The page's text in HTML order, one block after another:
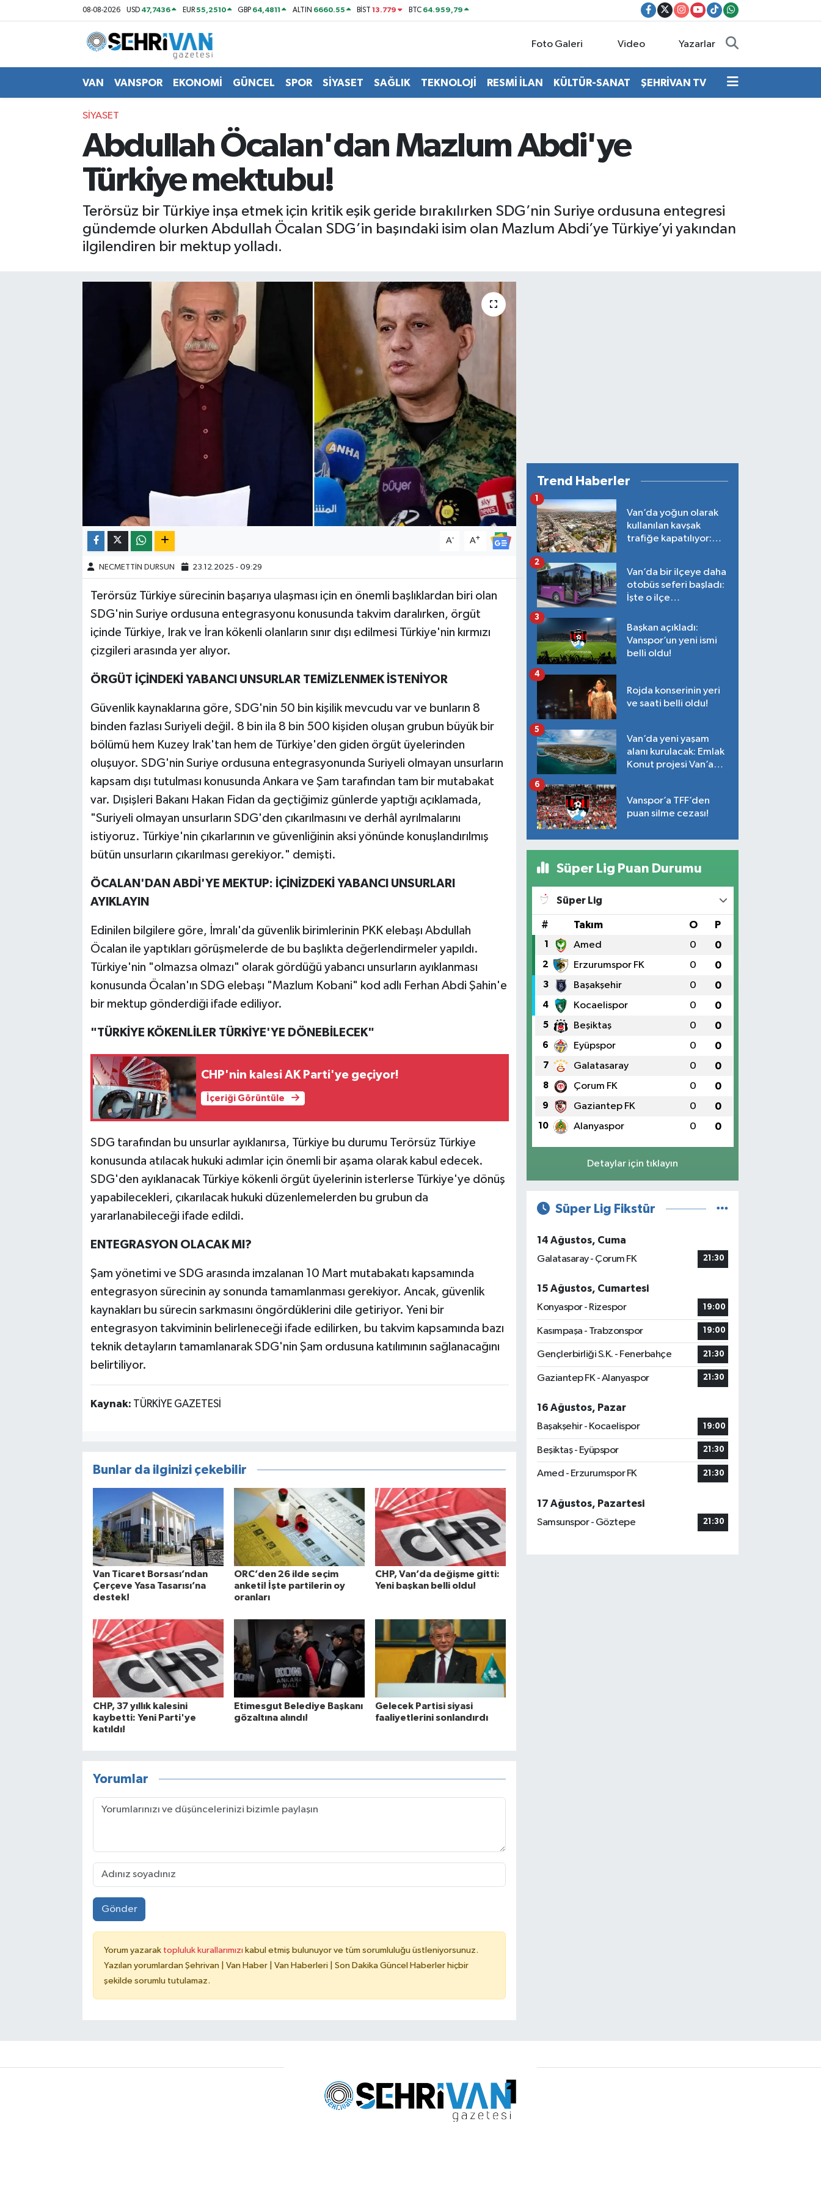
08-08-2026 USD 47,7436 EUR55,2510 GBP 64,4811 ALTIN 6660.55 BİST13.779 BTC 64.959,79
Foto Galeri Video Yazarlar
VAN VANSPOR EKONOMİ GÜNCEL SPOR SİYASET SAĞLIK TEKNOLOJİ RESMİ İLAN KÜLTÜR-SANAT ŞEHRİVAN TV
SİYASET
Abdullah Öcalan'dan Mazlum Abdi'ye
Türkiye mektubu!
Terörsüz bir Türkiye inşa etmek için kritik eşik geride bırakılırken SDG’nin Suriye ordusuna entegresi
gündemde olurken Abdullah Öcalan SDG’in başındaki isim olan Mazlum Abdi’ye Türkiye’yi yakından
ilgilendiren bir mektup yolladı.
A- A+
NECMETTİN DURSUN 23.12.2025 - 09:29
Terörsüz Türkiye sürecinin başarıya ulaşması için en önemli başlıklardan biri olan
SDG'nin Suriye ordusuna entegrasyonu konusunda takvim daralırken, örgüt
içinde Türkiye, Irak ve İran kökenli olanların sınır dışı edilmesi Türkiye'nin kırmızı
çizgileri arasında yer alıyor.
ÖRGÜT İÇİNDEKİ YABANCI UNSURLAR TEMİZLENMEK İSTENİYOR
Güvenlik kaynaklarına göre, SDG'nin 50 bin kişilik mevcudu var ve bunların 8
binden fazlası Suriyeli değil. 8 bin ila 8 bin 500 kişiden oluşan grubun büyük bir
bölümü hem Kuzey Irak'tan hem de Türkiye'den giden örgüt üyelerinden
oluşuyor. SDG'nin Suriye ordusuna entegrasyonunda Suriyeli olmayan unsurların
kapsam dışı tutulması konusunda Ankara ve Şam tarafından tam bir mutabakat
var. Dışişleri Bakanı Hakan Fidan da geçtiğimiz günlerde yaptığı açıklamada,
"Suriyeli olmayan unsurların SDG'den çıkarılmasını ve derhâl ayrılmalarını
istiyoruz. Türkiye'nin çıkarlarının ve güvenliğinin aksi yönünde konuşlandırılmış
bütün unsurların çıkarılması gerekiyor." demişti.
ÖCALAN'DAN ABDİ'YE MEKTUP: İÇİNİZDEKİ YABANCI UNSURLARI
AYIKLAYIN
Edinilen bilgilere göre, İmralı'da güvenlik birimlerinin PKK elebaşı Abdullah
Öcalan ile yaptıkları görüşmelerde de bu başlıkta değerlendirmeler yapıldı.
Türkiye'nin "olmazsa olmazı" olarak gördüğü yabancı unsurların ayıklanması
konusunda Öcalan'ın SDG elebaşı "Mazlum Kobani" kod adlı Ferhan Abdi Şahin'e
bir mektup gönderdiği ifade ediliyor.
"TÜRKİYE KÖKENLİLER TÜRKİYE'YE DÖNEBİLECEK"
CHP'nin kalesi AK Parti'ye geçiyor!
İçeriği Görüntüle
SDG tarafından bu unsurlar ayıklanırsa, Türkiye bu durumu Terörsüz Türkiye
konusunda atılacak hukuki adımlar için önemli bir aşama olarak kabul edecek.
SDG'den ayıklanacak Türkiye kökenli örgüt üyelerinin isterlerse Türkiye'ye dönüş
yapabilecekleri, çıkarılacak hukuki düzenlemelerden bu grubun da
yararlanabileceği ifade edildi.
ENTEGRASYON OLACAK MI?
Şam yönetimi ve SDG arasında imzalanan 10 Mart mutabakatı kapsamında
entegrasyon sürecinin ay sonunda tamamlanması gerekiyor. Ancak, güvenlik
kaynakları bu sürecin sarkmasını öngördüklerini dile getiriyor. Yeni bir
entegrasyon takviminin belirleneceği ifade edilirken, bu takvim kapsamında bazı
teknik detayların tamamlanarak SDG'nin Şam ordusuna katılımının sağlanacağını
belirtiliyor.
Kaynak: TÜRKİYE GAZETESİ
Bunlar da ilginizi çekebilir
Van Ticaret Borsası’ndan
Çerçeve Yasa Tasarısı’na
destek!
ORC’den 26 ilde seçim
anketi! İşte partilerin oy
oranları
CHP, Van’da değişme gitti:
Yeni başkan belli oldu!
CHP, 37 yıllık kalesini
kaybetti: Yeni Parti'ye
katıldı!
Etimesgut Belediye Başkanı
gözaltına alındı!
Gelecek Partisi siyasi
faaliyetlerini sonlandırdı
Yorumlar
Gönder
Yorum yazarak topluluk kurallarımızı kabul etmiş bulunuyor ve tüm sorumluluğu üstleniyorsunuz.
Yazılan yorumlardan Şehrivan | Van Haber | Van Haberleri | Son Dakika Güncel Haberler hiçbir
şekilde sorumlu tutulamaz.
Trend Haberler
Van’da yoğun olarak
kullanılan kavşak
trafiğe kapatılıyor:
1
Van’da bir ilçeye daha
otobüs seferi başladı:
İşte o ilçe…
2
Başkan açıkladı:
Vanspor’un yeni ismi
belli oldu!
3
Rojda konserinin yeri
ve saati belli oldu!
4
Van’da yeni yaşam
alanı kurulacak: Emlak
Konut projesi Van’a
5
Vanspor’a TFF’den
puan silme cezası!
6
Süper Lig Puan Durumu
Süper Lig
# Takım O P
1 Amed 0 0
2 Erzurumspor FK 0 0
3 Başakşehir 0 0
4 Kocaelispor 0 0
5 Beşiktaş 0 0
6 Eyüpspor 0 0
7 Galatasaray 0 0
8 Çorum FK 0 0
9 Gaziantep FK 0 0
10 Alanyaspor 0 0
Detaylar için tıklayın
Süper Lig Fikstür
14 Ağustos, Cuma
Galatasaray - Çorum FK
21:30
15 Ağustos, Cumartesi
Konyaspor - Rizespor
19:00
Kasımpaşa - Trabzonspor 19:00
Gençlerbirliği S.K. - Fenerbahçe 21:30
Gaziantep FK - Alanyaspor 21:30
16 Ağustos, Pazar
Başakşehir - Kocaelispor
19:00
Beşiktaş - Eyüpspor 21:30
Amed - Erzurumspor FK 21:30
17 Ağustos, Pazartesi
Samsunspor - Göztepe
21:30
Van Nöbetçi Eczaneler
Van Hava Durumu
VAN Namaz Vakitleri
Van Trafik Yoğunluk Haritası
Süper Lig Puan Durumu ve Fikstür
Son Dakika Haberleri